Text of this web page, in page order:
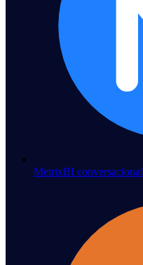
MetrixBI conversacional